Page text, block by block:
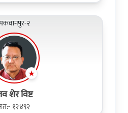
२
शेर विष्ट
१२४९२